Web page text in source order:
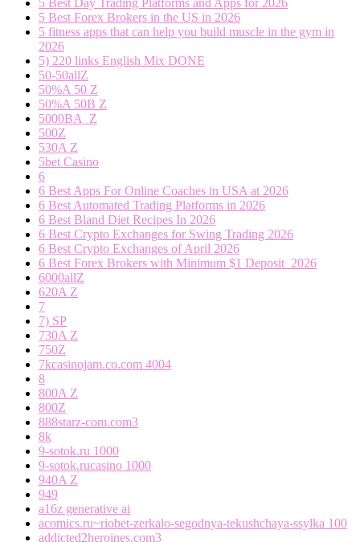
5 Best Day Trading Platforms and Apps for 2026
5 Best Forex Brokers in the US in 2026
5 fitness apps that can help you build muscle in the gym in
2026
5) 220 links English Mix DONE
50-50allZ
50%A 50 Z
50%A 50B Z
5000BA_Z
500Z
530A Z
5bet Casino
6
6 Best Apps For Online Coaches in USA at 2026
6 Best Automated Trading Platforms in 2026
6 Best Bland Diet Recipes In 2026
6 Best Crypto Exchanges for Swing Trading 2026
6 Best Crypto Exchanges of April 2026
6 Best Forex Brokers with Minimum $1 Deposit ️ 2026
6000allZ
620A Z
7
7) SP
730A Z
750Z
7kcasinojam.co.com 4004
8
800A Z
800Z
888starz-com.com3
8k
9-sotok.ru 1000
9-sotok.rucasino 1000
940A Z
949
a16z generative ai
acomics.ru~riobet-zerkalo-segodnya-tekushchaya-ssylka 100
addicted2heroines.com3